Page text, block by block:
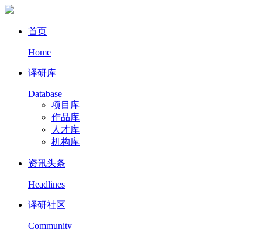
首页
Home
译研库
Database
项目库
作品库
人才库
机构库
资讯头条
Headlines
译研社区
Community